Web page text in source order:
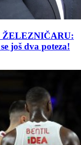
ŽELEZNIČARU:
još dva poteza!